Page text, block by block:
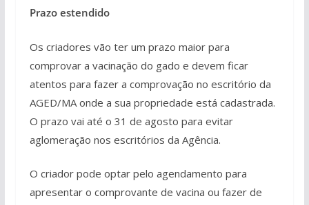
Prazo estendido
Os criadores vão ter um prazo maior para
comprovar a vacinação do gado e devem ficar
atentos para fazer a comprovação no escritório da
AGED/MA onde a sua propriedade está cadastrada.
O prazo vai até o 31 de agosto para evitar
aglomeração nos escritórios da Agência.
O criador pode optar pelo agendamento para
apresentar o comprovante de vacina ou fazer de